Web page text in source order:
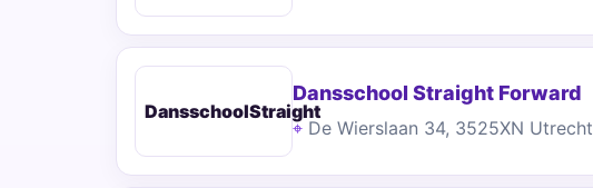
DansschoolStraight
Dansschool Straight Forward
De Wierslaan 34, 3525XN Utrecht